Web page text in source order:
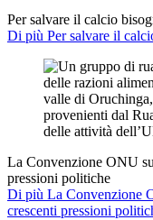
Per salvare il calcio
Di più Per salvare il
La Convenzione ONU
pressioni politiche
Di più La Convenzione
crescenti pressioni